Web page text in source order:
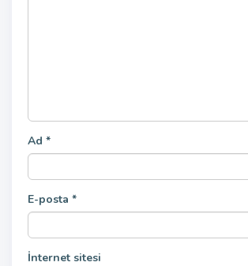
Ad *
E-posta *
İnternet sitesi